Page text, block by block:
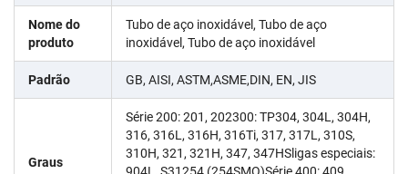
Nome do
produto
Tubo de aço inoxidável, Tubo de aço
inoxidável, Tubo de aço inoxidável
Padrão GB, AISI, ASTM,ASME,DIN, EN, JIS
Graus
Série 200: 201, 202300: TP304, 304L, 304H,
316, 316L, 316H, 316Ti, 317, 317L, 310S,
310H, 321, 321H, 347, 347HSligas especiais: